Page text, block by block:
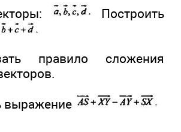
Построить
правило сложения
выражение